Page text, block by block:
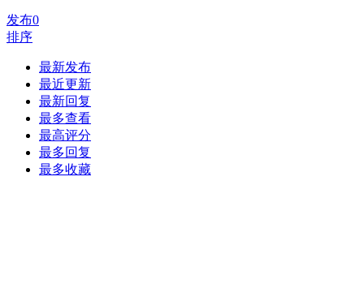
发布0
排序
最新发布
最近更新
最新回复
最多查看
最高评分
最多回复
最多收藏